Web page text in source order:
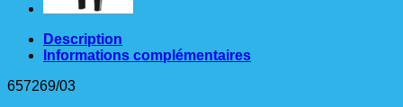
Description
Informations complémentaires
657269/03